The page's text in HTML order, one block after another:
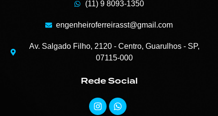
(11) 9 8093-1350
engenheiroferreirasst@gmail.com
Av. Salgado Filho, 2120 - Centro, Guarulhos - SP,
07115-000
Rede Social